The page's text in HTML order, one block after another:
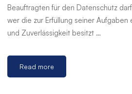
Beauftragten für den Datenschutz
wer die zur Erfüllung seiner Aufgaben
und Zuverlässigkeit besitzt …
Read more